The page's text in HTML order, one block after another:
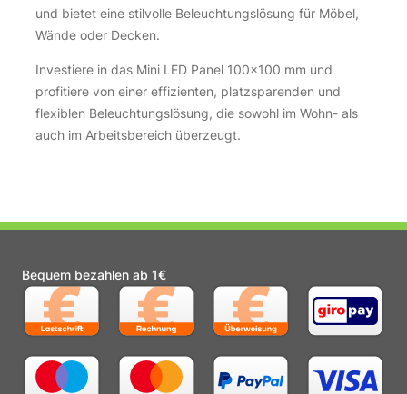
und bietet eine stilvolle Beleuchtungslösung für Möbel,
Wände oder Decken.
Investiere in das Mini LED Panel 100×100 mm und
profitiere von einer effizienten, platzsparenden und
flexiblen Beleuchtungslösung, die sowohl im Wohn- als
auch im Arbeitsbereich überzeugt.
Bequem bezahlen ab 1€